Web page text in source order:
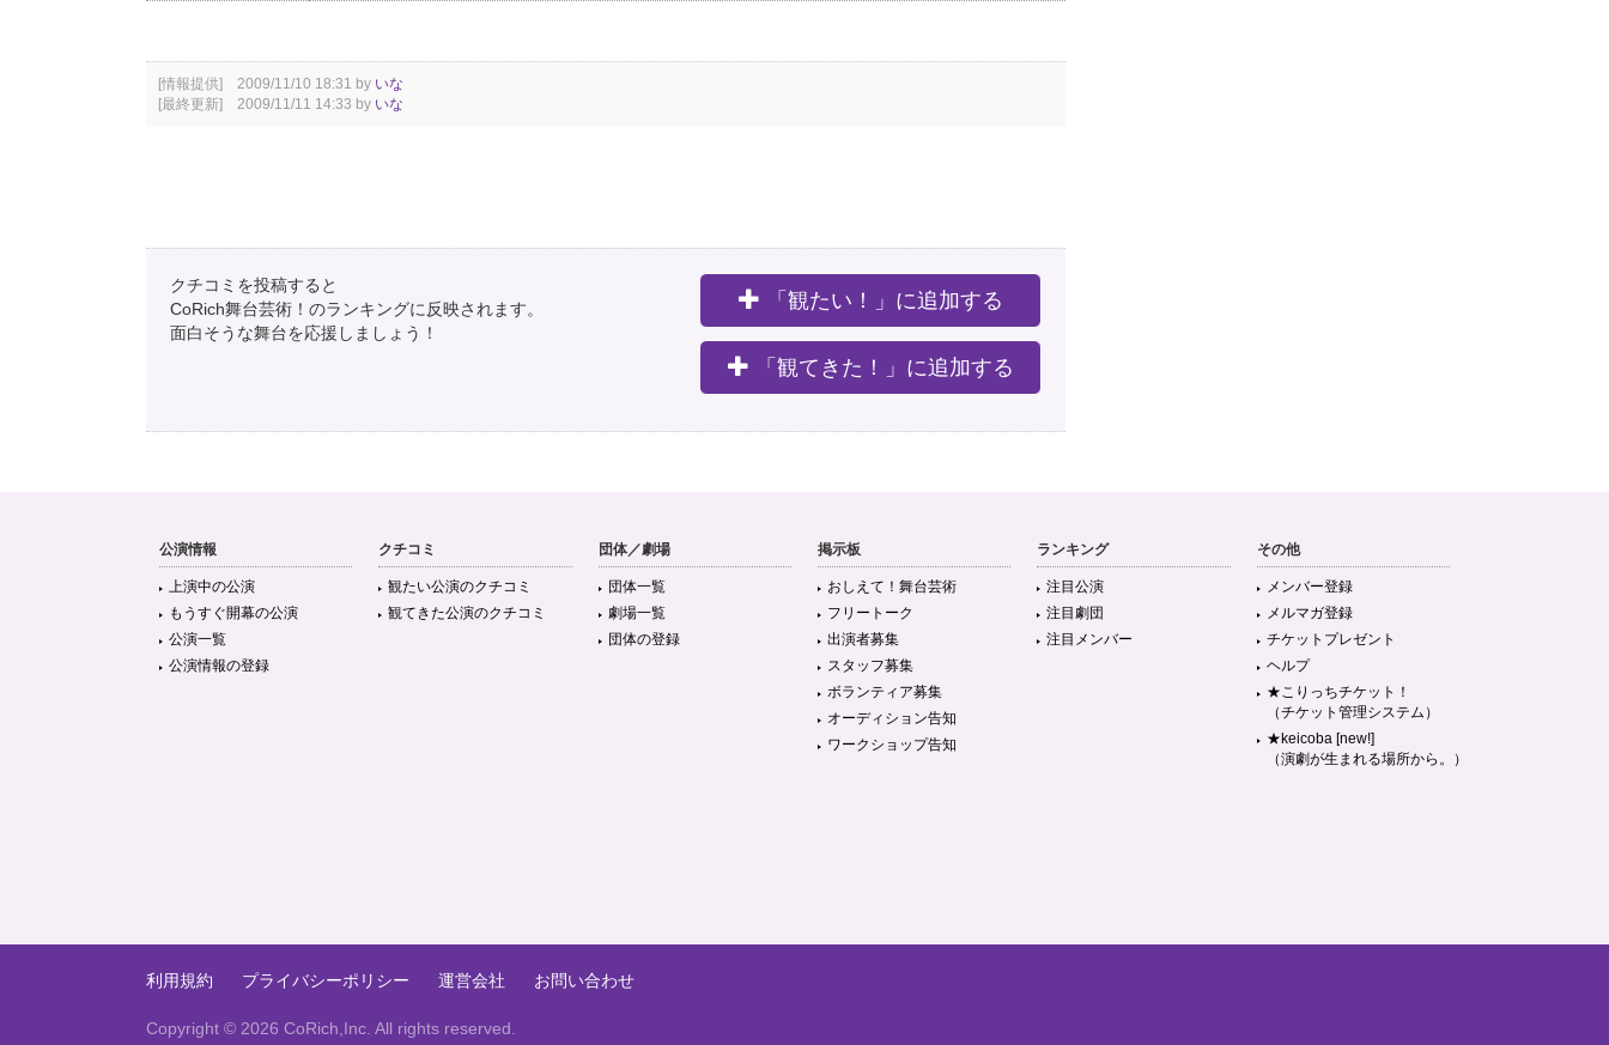
[情報提供] 2009/11/10 18:31 by いな
[最終更新] 2009/11/11 14:33 by いな
クチコミを投稿すると
CoRich舞台芸術！のランキングに反映されます。
面白そうな舞台を応援しましょう！
「観たい！」に追加する
「観てきた！」に追加する
公演情報
上演中の公演
もうすぐ開幕の公演
公演一覧
公演情報の登録
クチコミ
観たい公演のクチコミ
観てきた公演のクチコミ
団体／劇場
団体一覧
劇場一覧
団体の登録
掲示板
おしえて！舞台芸術
フリートーク
出演者募集
スタッフ募集
ボランティア募集
オーディション告知
ワークショップ告知
ランキング
注目公演
注目劇団
注目メンバー
その他
メンバー登録
メルマガ登録
チケットプレゼント
ヘルプ
★こりっちチケット！
（チケット管理システム）
★keicoba [new!]
（演劇が生まれる場所から。）
利用規約 プライバシーポリシー 運営会社 お問い合わせ
Copyright © 2026 CoRich,Inc. All rights reserved.